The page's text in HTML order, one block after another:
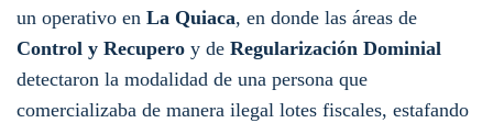
un operativo en La Quiaca, en donde las áreas de
Control y Recupero y de Regularización Dominial
detectaron la modalidad de una persona que
comercializaba de manera ilegal lotes fiscales, estafando